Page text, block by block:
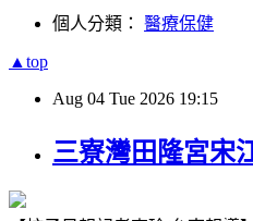
個人分類： 醫療保健
▲top
Aug 04 Tue 2026 19:15
三寮灣田隆宮宋